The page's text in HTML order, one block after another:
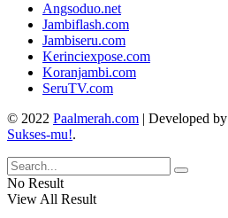
Angsoduo.net
Jambiflash.com
Jambiseru.com
Kerinciexpose.com
Koranjambi.com
SeruTV.com
© 2022 Paalmerah.com | Developed by
Sukses-mu!.
No Result
View All Result